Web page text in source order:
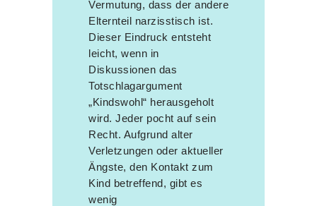
Vermutung, dass der andere
Elternteil narzisstisch ist.
Dieser Eindruck entsteht
leicht, wenn in
Diskussionen das
Totschlagargument
„Kindswohl“ herausgeholt
wird. Jeder pocht auf sein
Recht. Aufgrund alter
Verletzungen oder aktueller
Ängste, den Kontakt zum
Kind betreffend, gibt es
wenig